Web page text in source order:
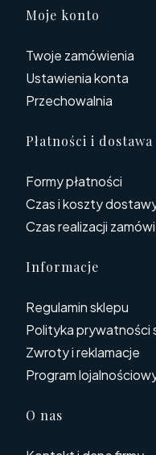
Linki w
Moje konto
Twoje zamówienia
Ustawienia konta
Przechowalnia
Płatności i dostawa
Formy płatności
Czas i koszty
Czas realizacji
Informacje
Regulamin sklepu
Polityka prywatności
Zwroty i reklamacje
Program
O nas